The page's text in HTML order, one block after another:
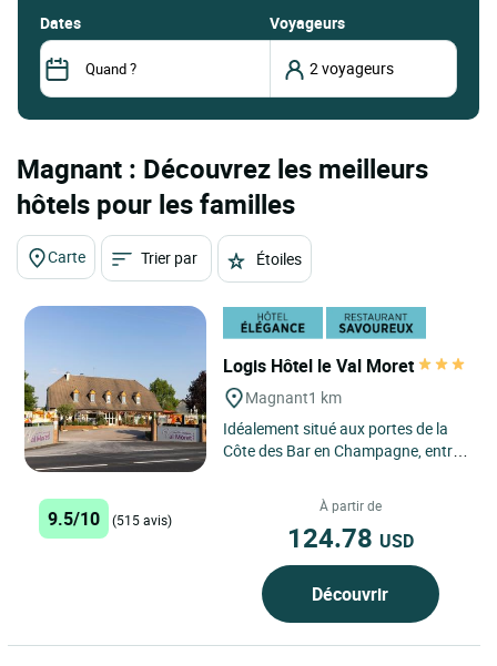
dates Voyageurs
Magnant : Découvrez les meilleurs
hôtels pour les familles
Carte Trier par Étoiles
Logis Hôtel le Val Moret
Magnant1 km
Idéalement situé aux portes de la
Côte des Bar en Champagne, entre
seulement 500m de la sortie...
9.5/10 (515 avis)
À partir de
124.78 USD
Découvrir